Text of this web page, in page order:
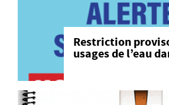
Restriction
usages de l’eau